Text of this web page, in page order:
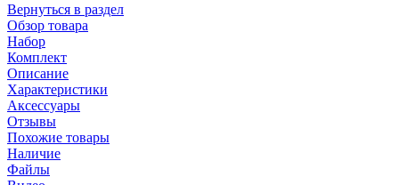
Вернуться в раздел
Обзор товара
Набор
Комплект
Описание
Характеристики
Аксессуары
Отзывы
Похожие товары
Наличие
Файлы